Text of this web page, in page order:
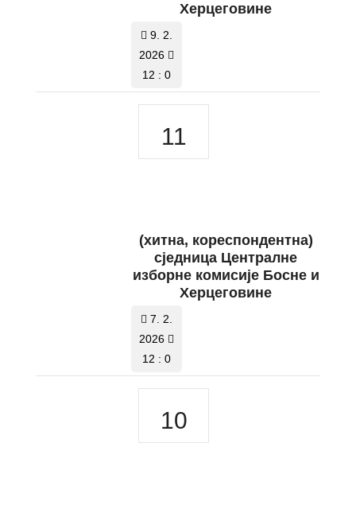
Херцеговине
9. 2.
2026
12 : 0
11
(хитна, кореспондентна)
сједница Централне
изборне комисије Босне и
Херцеговине
7. 2.
2026
12 : 0
10